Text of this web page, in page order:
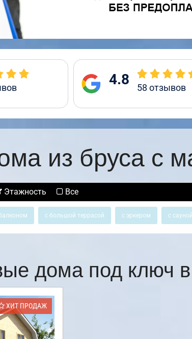
4.8 58 отзывов
из бруса с
Этажность Все
с большой террасой с эркером с сауной
дома под
ХИТ ПРОДАЖ